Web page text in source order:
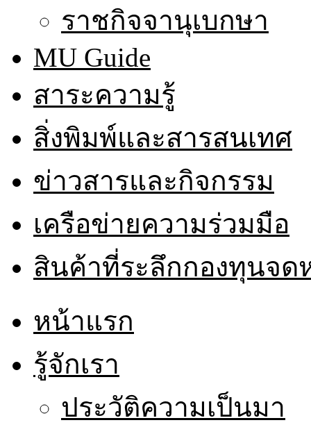
ราชกิจจานุเบกษา
MU Guide
สาระความรู้
สิ่งพิมพ์และสารสนเทศ
ข่าวสารและกิจกรรม
เครือข่ายความร่วมมือ
สินค้าที่ระลึกกองทุนจ
หน้าแรก
รู้จักเรา
ประวัติความเป็นมา